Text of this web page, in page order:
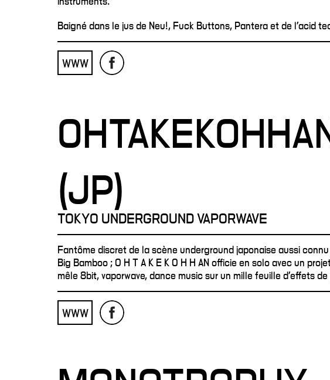
Baigné dans le jus de Neu!, Fuck Buttons, Pantera et de l'acid
WWW
(JP)
TOKYO UNDERGROUND VAPORWAVE
Fantôme discret de la scène underground japonaise aussi
Big Bamboo ; O H T A K E K O H H AN officie en solo avec un
mêle 8bit, vaporwave, dance music sur un mille feuille d'effets
WWW